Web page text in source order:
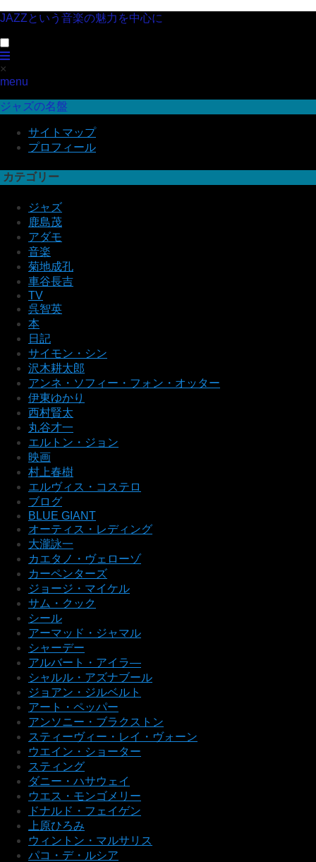
JAZZという音楽の魅力を中心に
×
menu
ジャズの名盤
サイトマップ
プロフィール
カテゴリー
ジャズ
鹿島茂
アダモ
音楽
菊地成孔
車谷長吉
TV
呉智英
本
日記
サイモン・シン
沢木耕太郎
アンネ・ソフィー・フォン・オッター
伊東ゆかり
西村賢太
丸谷才一
エルトン・ジョン
映画
村上春樹
エルヴィス・コステロ
ブログ
BLUE GIANT
オーティス・レディング
大瀧詠一
カエタノ・ヴェローゾ
カーペンターズ
ジョージ・マイケル
サム・クック
シール
アーマッド・ジャマル
シャーデー
アルバート・アイラ―
シャルル・アズナブール
ジョアン・ジルベルト
アート・ペッパー
アンソニー・ブラクストン
スティーヴィー・レイ・ヴォーン
ウエイン・ショーター
スティング
ダニー・ハサウェイ
ウエス・モンゴメリー
ドナルド・フェイゲン
上原ひろみ
ウィントン・マルサリス
パコ・デ・ルシア